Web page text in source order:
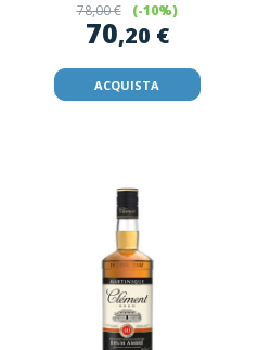
78,00 € (-10%)
70,20 €
ACQUISTA